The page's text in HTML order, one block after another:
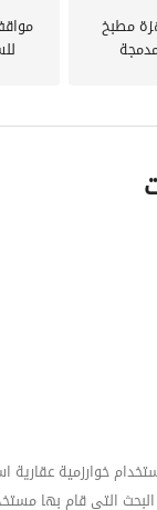
سيتي نيو زايد مطبخ
خوارزمية عقارية
التي قام بها مستخدمي